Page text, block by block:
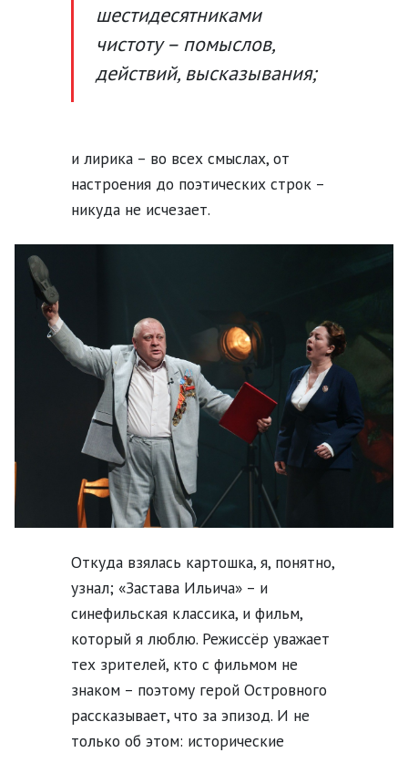
шестидесятниками
чистоту – помыслов,
действий, высказывания;
и лирика – во всех смыслах, от
настроения до поэтических строк –
никуда не исчезает.
Откуда взялась картошка, я, понятно,
узнал; «Застава Ильича» – и
синефильская классика, и фильм,
который я люблю. Режиссёр уважает
тех зрителей, кто с фильмом не
знаком – поэтому герой Островного
рассказывает, что за эпизод. И не
только об этом: исторические